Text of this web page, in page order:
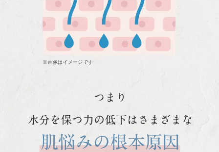
※画像はイメージです